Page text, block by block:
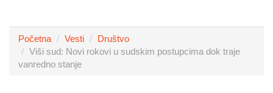
Početna Vesti
Društvo
Viši sud: Novi rokovi u sudskim postupcima dok traje
vanredno stanje